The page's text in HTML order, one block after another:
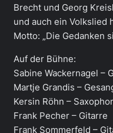
Brecht und Georg
und auch ein Volkslied
Motto: „Die Gedanken
Auf der Bühne:
Sabine Wackernagel –
Martje Grandis –
Kersin Röhn –
Frank Pecher – Gitarre
Frank Sommerfeld –